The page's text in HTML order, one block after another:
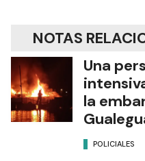
NOTAS
Una
la
POLICIALES